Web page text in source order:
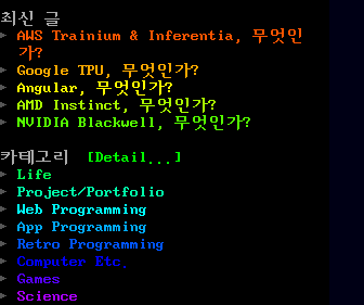
최신 글
AWS Trainium & Inferentia, 무엇인
가?
Google TPU, 무엇인가?
Angular, 무엇인가?
AMD Instinct, 무엇인가?
NVIDIA Blackwell, 무엇인가?
카테고리
[Detail...]
Life
Project/Portfolio
Web Programming
App Programming
Retro Programming
Computer Etc.
Games
Science